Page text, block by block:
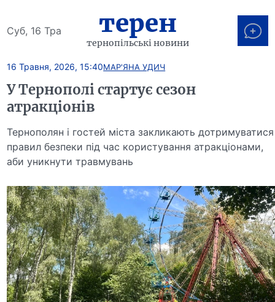
Суб, 16 Тра терен
тернопільські новини
16 Травня, 2026, 15:40МАР'ЯНА УДИЧ
У Тернополі стартує сезон
атракціонів
Тернополян і гостей міста закликають дотримуватися
правил безпеки під час користування атракціонами,
аби уникнути травмувань